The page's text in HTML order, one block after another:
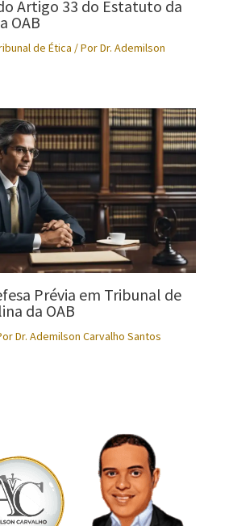
Artigo 33 do Estatuto da
OAB
de Ética / PorDr. Ademilson
Prévia em Tribunal de
da OAB
Dr. Ademilson Carvalho Santos